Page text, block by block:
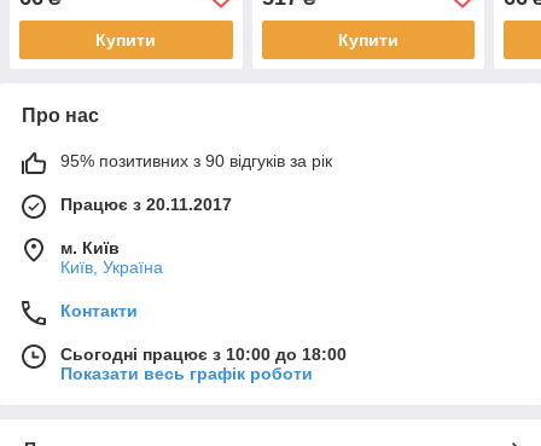
9*15*5см
Купити Купити
Про нас
95% позитивних з 90 відгуків за рік
Працює з 20.11.2017
м. Київ
Київ, Україна
Контакти
Сьогодні працює з 10:00 до 18:00
Показати весь графік роботи